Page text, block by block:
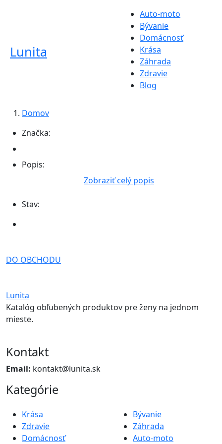
Lunita
Auto-moto
Bývanie
Domácnosť
Krása
Záhrada
Zdravie
Blog
Domov
Značka:
Popis:
Zobraziť celý popis
Stav:
DO OBCHODU
Lunita
Katalóg obľubených produktov pre ženy na jednom
mieste.
Kontakt
Email: kontakt@lunita.sk
Kategórie
Krása
Zdravie
Domácnosť
Bývanie
Záhrada
Auto-moto